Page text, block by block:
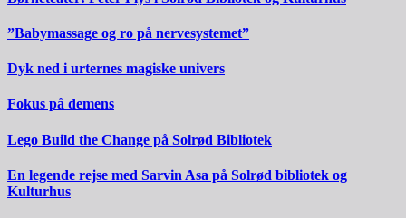
”Babymassage og ro på nervesystemet”
Dyk ned i urternes magiske univers
Fokus på demens
Lego Build the Change på Solrød Bibliotek
En legende rejse med Sarvin Asa på Solrød bibliotek og
Kulturhus